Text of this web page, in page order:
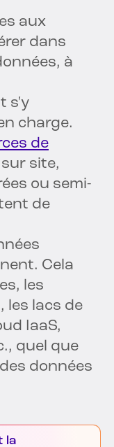
aux
dans
à
s'y
charge.
de
site,
ou semi-
de
Cela
les
les lacs de
IaaS,
quel que
données
la